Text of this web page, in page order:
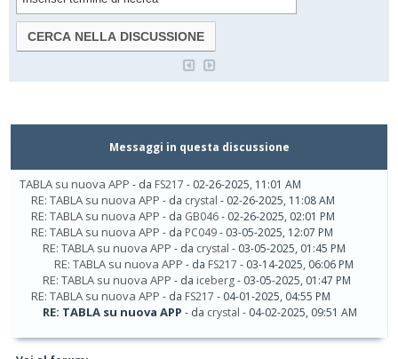
Messaggi in questa discussione
TABLA su nuova APP - da FS217 - 02-26-2025, 11:01 AM
RE: TABLA su nuova APP - da crystal - 02-26-2025, 11:08 AM
RE: TABLA su nuova APP - da GB046- 02-26-2025, 02:01 PM
RE: TABLA su nuova APP - da PC049- 03-05-2025, 12:07 PM
RE: TABLA su nuova APP - da crystal - 03-05-2025, 01:45 PM
RE: TABLA su nuova APP - da FS217 - 03-14-2025, 06:06 PM
RE: TABLA su nuova APP - da iceberg- 03-05-2025, 01:47 PM
RE: TABLA su nuova APP - da FS217 - 04-01-2025, 04:55 PM
RE: TABLA su nuova APP - da crystal - 04-02-2025, 09:51 AM